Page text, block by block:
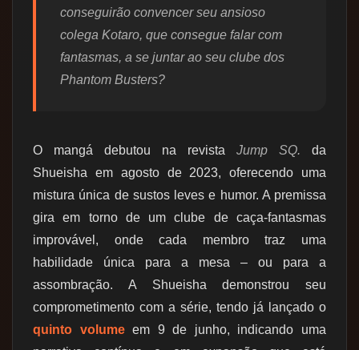
conseguirão convencer seu ansioso
colega Kotaro, que consegue falar com
fantasmas, a se juntar ao seu clube dos
Phantom Busters?
O mangá debutou na revista Jump SQ. da
Shueisha em agosto de 2023, oferecendo uma
mistura única de sustos leves e humor. A premissa
gira em torno de um clube de caça-fantasmas
improvável, onde cada membro traz uma
habilidade única para a mesa – ou para a
assombração. A Shueisha demonstrou seu
comprometimento com a série, tendo já lançado o
quinto volumeem 9 de junho, indicando uma